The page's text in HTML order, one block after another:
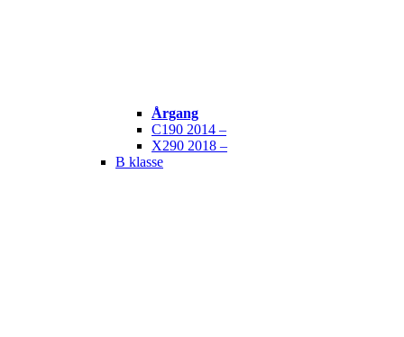
Årgang
C190 2014 –
X290 2018 –
B klasse